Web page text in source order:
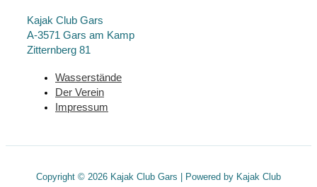
Kajak Club Gars
A-3571 Gars am Kamp
Zitternberg 81
Wasserstände
Der Verein
Impressum
Copyright © 2026 Kajak Club Gars | Powered by Kajak Club